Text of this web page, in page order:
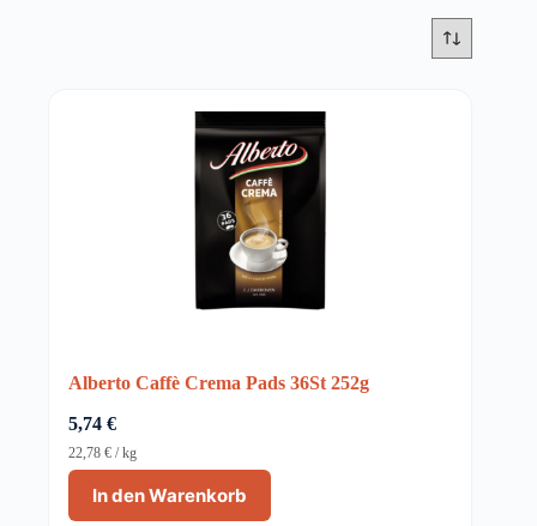
Alberto Caffè Crema Pads 36St 252g
5,74 €
In den Warenkorb
22,78 € /kg